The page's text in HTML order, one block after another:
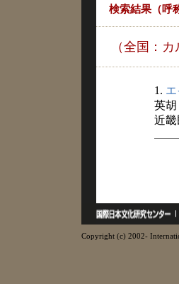
検索結果（呼
（全国：カ
1.
英胡
近畿
Copyright (c) 2002-